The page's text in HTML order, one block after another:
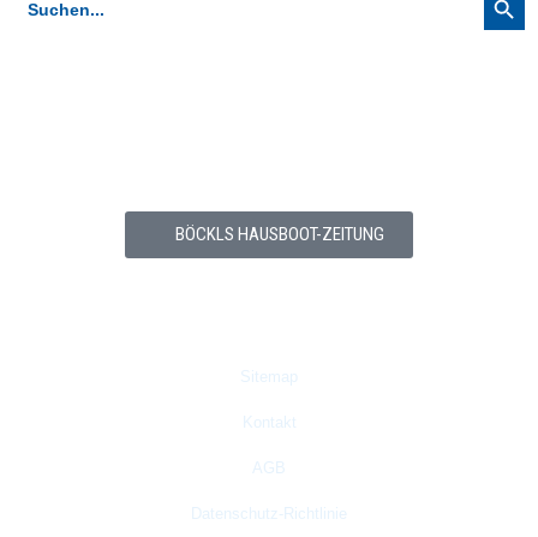
for:
BÖCKLS HAUSBOOT-ZEITUNG
Sitemap
Kontakt
AGB
Datenschutz-Richtlinie